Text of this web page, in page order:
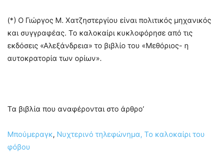
(*) Ο Γιώργος Μ. Χατζηστεργίου είναι πολιτικός μηχανικός
και συγγραφέας. Το καλοκαίρι κυκλοφόρησε από τις
εκδόσεις «Αλεξάνδρεια» το βιβλίο του «Μεθόριος- η
αυτοκρατορία των ορίων».
Τα βιβλία που αναφέρονται στο άρθρο’
Μπούμεραγκ, Νυχτερινό τηλεφώνημα, Το καλοκαίρι του
φόβου